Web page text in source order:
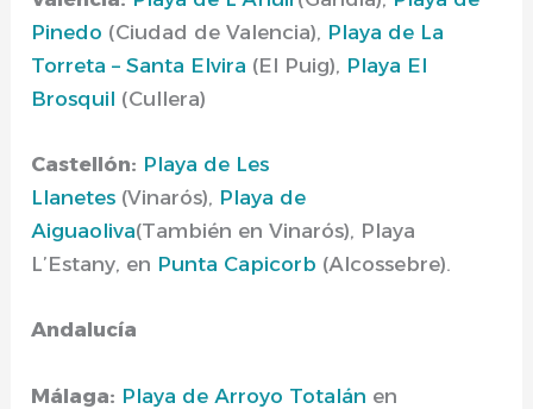
Pinedo (Ciudad de Valencia), Playa de La
Torreta – Santa Elvira (El Puig), Playa El
Brosquil (Cullera)
Castellón: Playa de Les
Llanetes (Vinarós), Playa de
Aiguaoliva(También en Vinarós), Playa
L’Estany, en Punta Capicorb (Alcossebre).
Andalucía
Málaga: Playa de Arroyo Totalán en